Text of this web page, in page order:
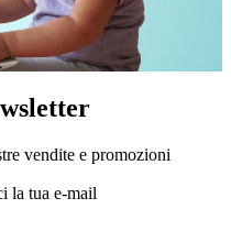
vendite e promozioni
la tua e-mail